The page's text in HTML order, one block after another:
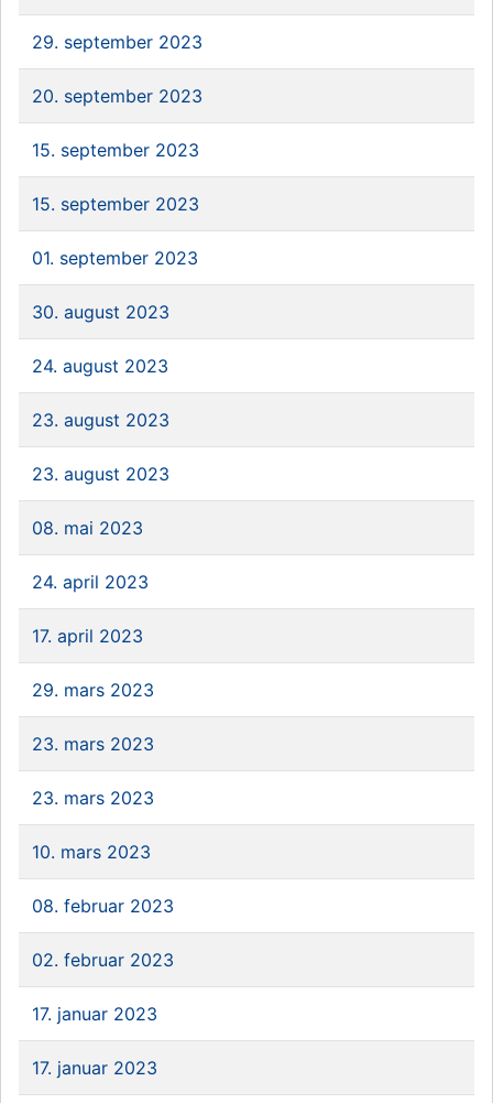
29. september 2023
20. september 2023
15. september 2023
15. september 2023
01. september 2023
30. august 2023
24. august 2023
23. august 2023
23. august 2023
08. mai 2023
24. april 2023
17. april 2023
29. mars 2023
23. mars 2023
23. mars 2023
10. mars 2023
08. februar 2023
02. februar 2023
17. januar 2023
17. januar 2023